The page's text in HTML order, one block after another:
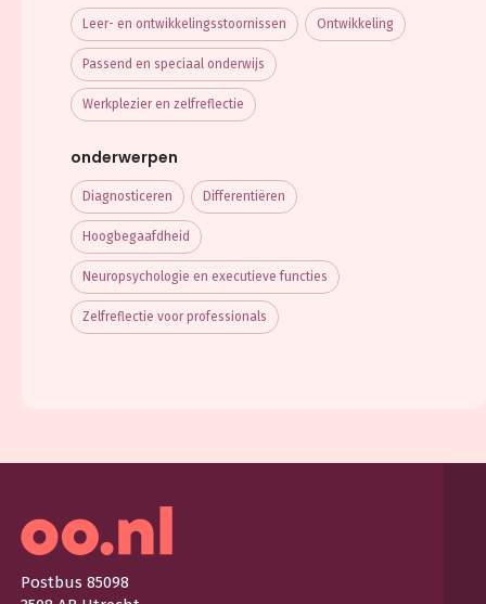
Leer- en ontwikkelings­stoornissen Ontwikkeling
Passend en speciaal onderwijs
Werkplezier en zelfreflectie
onderwerpen
Diagnosticeren Differentiëren
Hoogbegaafdheid
Neuropsychologie en executieve functies
Zelfreflectie voor professionals
Postbus 85098